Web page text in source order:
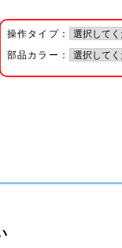
操作タイプ：
部品カラー：